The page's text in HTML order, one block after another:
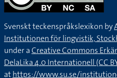
Svenskt teckenspråkslexikon by
Institutionen för lingvistik,
under aCreative Commons
DelaLika 4.0 Internationell (CC
athttps://www.su.se/